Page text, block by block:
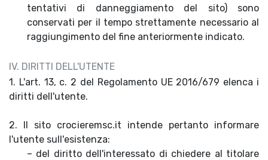
tentativi di danneggiamento del sito) sono
conservati per il tempo strettamente necessario al
raggiungimento del fine anteriormente indicato.
IV. DIRITTI DELL'UTENTE
1. L'art. 13, c. 2 del Regolamento UE 2016/679 elenca i
diritti dell'utente.
2. Il sito crocieremsc.it intende pertanto informare
l'utente sull'esistenza:
– del diritto dell'interessato di chiedere al titolare